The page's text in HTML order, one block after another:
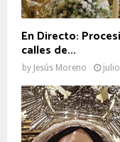
En Directo:
calles de...
by Jesús Moreno